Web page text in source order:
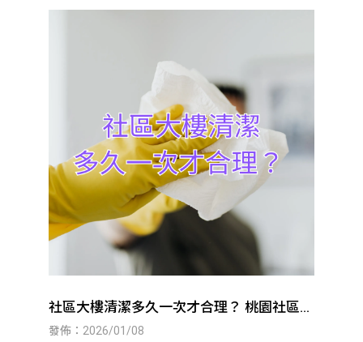
社區大樓清潔多久一次才合理？ 桃園社區大
樓清潔｜八德社區大樓清潔
發佈：2026/01/08